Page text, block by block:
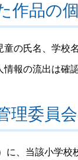
品の
の氏名、学校
報の流出は確
委員
に、当該小学校